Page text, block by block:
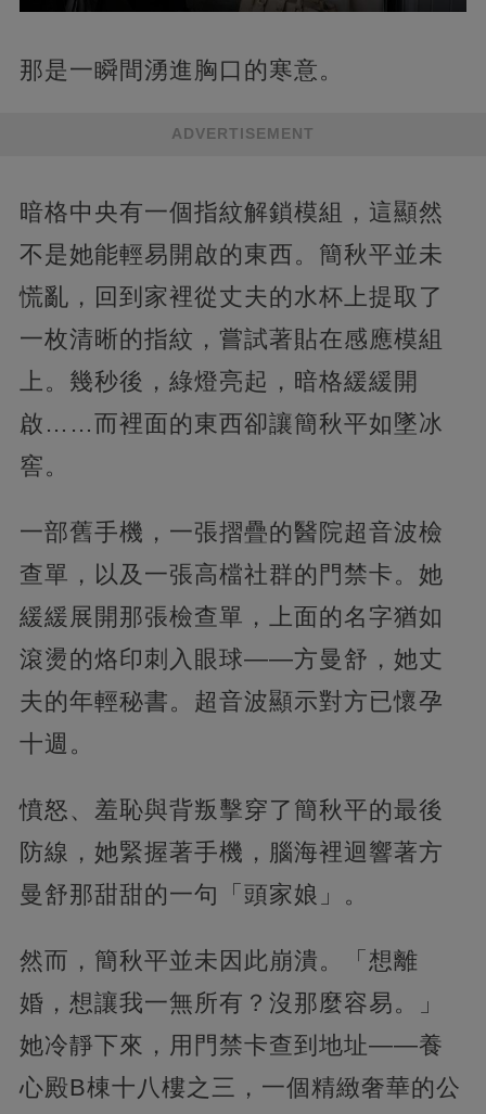
那是一瞬間湧進胸口的寒意。
ADVERTISEMENT
暗格中央有一個指紋解鎖模組，這顯然
不是她能輕易開啟的東西。簡秋平並未
慌亂，回到家裡從丈夫的水杯上提取了
一枚清晰的指紋，嘗試著貼在感應模組
上。幾秒後，綠燈亮起，暗格緩緩開
啟……而裡面的東西卻讓簡秋平如墜冰
窖。
一部舊手機，一張摺疊的醫院超音波檢
查單，以及一張高檔社群的門禁卡。她
緩緩展開那張檢查單，上面的名字猶如
滾燙的烙印刺入眼球——方曼舒，她丈
夫的年輕秘書。超音波顯示對方已懷孕
十週。
憤怒、羞恥與背叛擊穿了簡秋平的最後
防線，她緊握著手機，腦海裡迴響著方
曼舒那甜甜的一句「頭家娘」。
然而，簡秋平並未因此崩潰。「想離
婚，想讓我一無所有？沒那麼容易。」
她冷靜下來，用門禁卡查到地址——養
心殿B棟十八樓之三，一個精緻奢華的公